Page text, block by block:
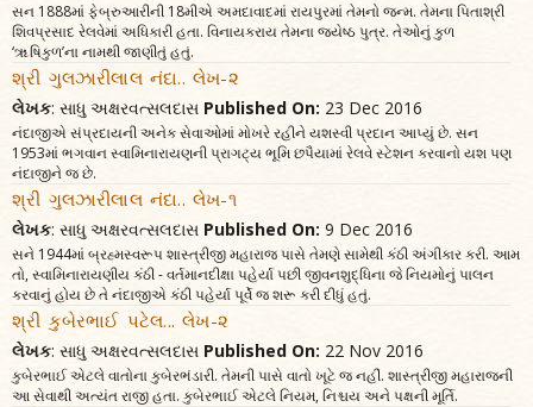
સન 1888માં ફેબ્રુઆરીની 18મીએ અમદાવાદમાં રાયપુરમાં તેમનો જન્મ. તેમના પિતાશ્રી
શિવપ્રસાદ રેલવેમાં અધિકારી હતા. વિનાયકરાય તેમના જ્યેષ્ઠ પુત્ર. તેઓનું કુળ
‘ૠષિકુળ’ના નામથી જાણીતું હતું.
શ્રી ગુલઝારીલાલ નંદા.. લેખ-૨
લેખક: સાધુ અક્ષરવત્સલદાસ Published On: 23 Dec 2016
નંદાજીએ સંપ્રદાયની અનેક સેવાઓમાં મોખરે રહીને યશસ્વી પ્રદાન આપ્યું છે. સન
1953માં ભગવાન સ્વામિનારાયણની પ્રાગટ્ય ભૂમિ છપૈયામાં રેલવે સ્ટેશન કરવાનો યશ પણ
નંદાજીને જ છે.
શ્રી ગુલઝારીલાલ નંદા.. લેખ-૧
લેખક: સાધુ અક્ષરવત્સલદાસ Published On: 9 Dec 2016
સને 1944માં બ્રહ્મસ્વરૂપ શાસ્ત્રીજી મહારાજ પાસે તેમણે સામેથી કંઠી અંગીકાર કરી. આમ
તો, સ્વામિનારાયણીય કંઠી - વર્તમાનદીક્ષા પહેર્યા પછી જીવનશુદ્ધિના જે નિયમોનું પાલન
કરવાનું હોય છે તે નંદાજીએ કંઠી પહેર્યા પૂર્વે જ શરૂ કરી દીધું હતું.
શ્રી કુબેરભાઈ પટેલ... લેખ-૨
લેખક: સાધુ અક્ષરવત્સલદાસ Published On: 22 Nov 2016
કુબેરભાઈ એટલે વાતોના કુબેરભંડારી. તેમની પાસે વાતો ખૂટે જ નહીં. શાસ્ત્રીજી મહારાજની
આ સેવાથી અત્યંત રાજી હતા. કુબેરભાઈ એટલે નિયમ, નિશ્ચય અને પક્ષની મૂર્તિ.